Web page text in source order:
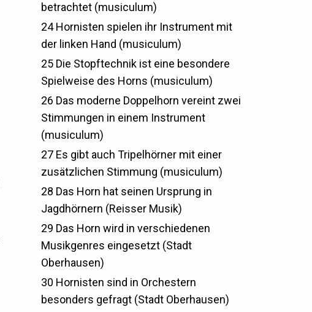
betrachtet (musiculum)
24Hornisten spielen ihr Instrument mit
der linken Hand (musiculum)
25Die Stopftechnik ist eine besondere
Spielweise des Horns (musiculum)
26 Das moderne Doppelhorn vereint zwei
Stimmungen in einem Instrument
(musiculum)
27Es gibt auch Tripelhörner mit einer
zusätzlichen Stimmung (musiculum)
28 Das Horn hat seinen Ursprung in
Jagdhörnern (Reisser Musik)
29 Das Horn wird in verschiedenen
Musikgenres eingesetzt (Stadt
Oberhausen)
30 Hornisten sind in Orchestern
besonders gefragt (Stadt Oberhausen)